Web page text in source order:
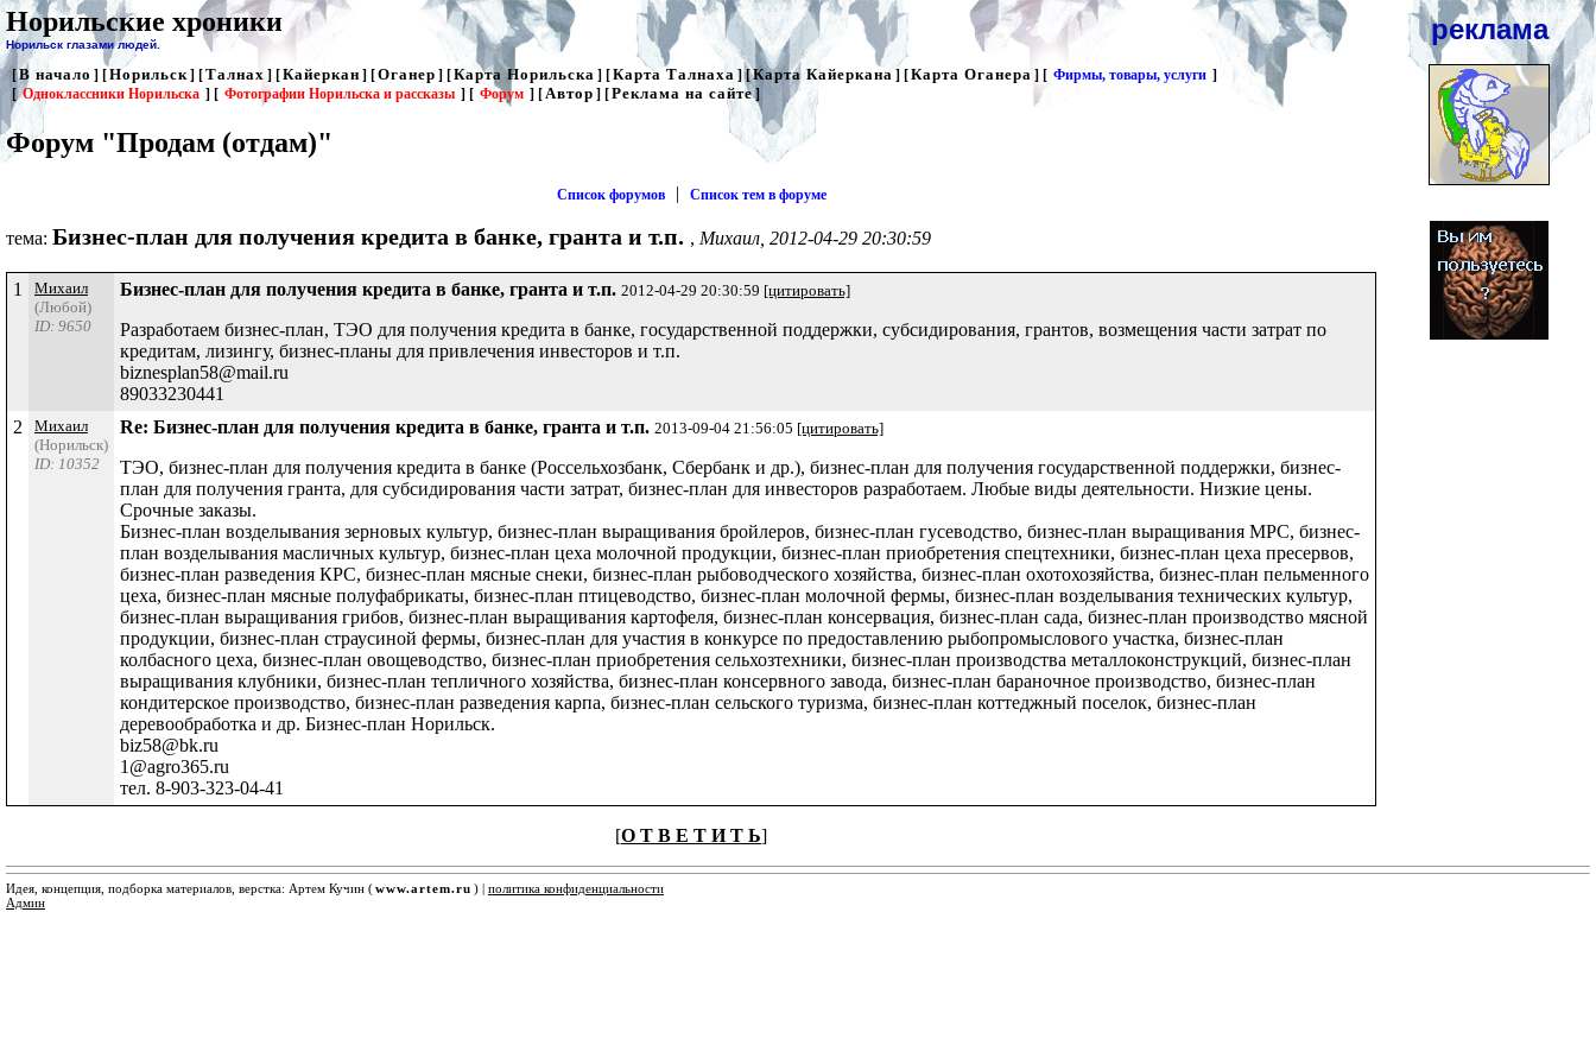
Норильские хроники
Норильск глазами людей.
[В начало ] [Норильск] [Талнах ] [Кайеркан ] [Оганер ] [Карта Норильска ] [Карта Талнаха ] [Карта Кайеркана] [Карта Оганера ] [ Фирмы, товары, услуги ]
[ Одноклассники Норильска ] [ Фотографии Норильска и рассказы ] [ Форум ] [Автор ] [Реклама на сайте]
Форум "Продам (отдам)"
Список форумов | Список тем в форуме
тема: Бизнес-план для получения кредита в банке, гранта и т.п. , Михаил, 2012-04-29 20:30:59
1
Михаил
(Любой)
ID: 9650
Бизнес-план для получения кредита в банке, гранта и т.п. 2012-04-29 20:30:59 [цитировать]
Разработаем бизнес-план, ТЭО для получения кредита в банке, государственной поддержки, субсидирования, грантов, возмещения части затрат по
кредитам, лизингу, бизнес-планы для привлечения инвесторов и т.п.
biznesplan58@mail.ru
89033230441
2
Михаил
(Норильск)
ID: 10352
Re: Бизнес-план для получения кредита в банке, гранта и т.п. 2013-09-04 21:56:05 [цитировать]
ТЭО, бизнес-план для получения кредита в банке (Россельхозбанк, Сбербанк и др.), бизнес-план для получения государственной поддержки, бизнес-
план для получения гранта, для субсидирования части затрат, бизнес-план для инвесторов разработаем. Любые виды деятельности. Низкие цены.
Срочные заказы.
Бизнес-план возделывания зерновых культур, бизнес-план выращивания бройлеров, бизнес-план гусеводство, бизнес-план выращивания МРС, бизнес-
план возделывания масличных культур, бизнес-план цеха молочной продукции, бизнес-план приобретения спецтехники, бизнес-план цеха пресервов,
бизнес-план разведения КРС, бизнес-план мясные снеки, бизнес-план рыбоводческого хозяйства, бизнес-план охотохозяйства, бизнес-план пельменного
цеха, бизнес-план мясные полуфабрикаты, бизнес-план птицеводство, бизнес-план молочной фермы, бизнес-план возделывания технических культур,
бизнес-план выращивания грибов, бизнес-план выращивания картофеля, бизнес-план консервация, бизнес-план сада, бизнес-план производство мясной
продукции, бизнес-план страусиной фермы, бизнес-план для участия в конкурсе по предоставлению рыбопромыслового участка, бизнес-план
колбасного цеха, бизнес-план овощеводство, бизнес-план приобретения сельхозтехники, бизнес-план производства металлоконструкций, бизнес-план
выращивания клубники, бизнес-план тепличного хозяйства, бизнес-план консервного завода, бизнес-план бараночное производство, бизнес-план
кондитерское производство, бизнес-план разведения карпа, бизнес-план сельского туризма, бизнес-план коттеджный поселок, бизнес-план
деревообработка и др. Бизнес-план Норильск.
biz58@bk.ru
1@agro365.ru
тел. 8-903-323-04-41
[О Т В Е Т И Т Ь]
реклама
Идея, концепция, подборка материалов, верстка: Артем Кучин (www.artem.ru ) | политика конфиденциальности
Админ